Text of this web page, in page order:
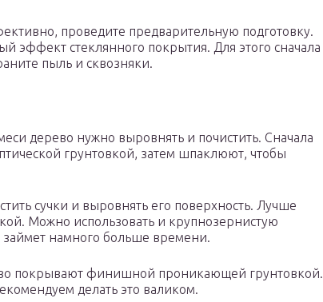
проведите предварительную подготовку.
эффект стеклянного покрытия. Для этого сначала
пыль и сквозняки.
дерево нужно выровнять и почистить. Сначала
грунтовкой, затем шпаклюют, чтобы
сучки и выровнять его поверхность. Лучше
Можно использовать и крупнозернистую
займет намного больше времени.
покрывают финишной проникающей грунтовкой.
делать это валиком.